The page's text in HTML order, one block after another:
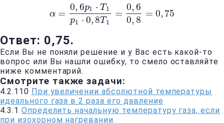
α =
0, 6p1 ⋅ T 1
p1 ⋅ 0,8T 1
=
0, 6
0, 8
= 0, 75
α =0 6p1⋅T1p1⋅0, 8T1 =0,60 ,8=0,75
Ответ: 0,75.
Если Вы не поняли решение и у Вас есть какой-то
вопрос или Вы нашли ошибку, то смело оставляйте
ниже комментарий.
Смотрите также задачи:
4.2.110 При увеличении абсолютной температуры
идеального газа в 2 раза его давление
4.3.1 Определить начальную температуру газа, если
при изохорном нагревании